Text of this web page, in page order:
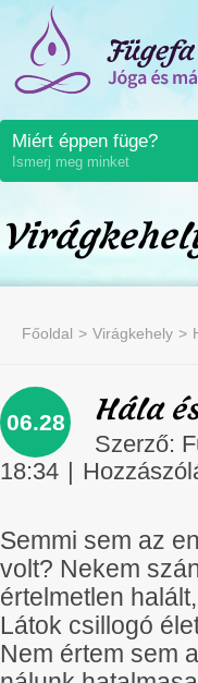
Miért éppen füge?
Ismerj meg minket
Főoldal Virágkehely
06.28 Hála
Szerző:
18:34 |
Semmi sem az
volt? Nekem
értelmetlen
Látok csillogó
Nem értem sem